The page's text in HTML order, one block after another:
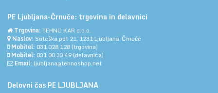
PE Ljubljana-Črnuče: trgovina in delavnici
Trgovina: TEHNO KAR d.o.o.
Naslov: Soteška pot 21, 1231 Ljubljana-Črnuče
Mobitel: 031 028 128 (trgovina)
Mobitel: 031 00 33 49 (delavnica)
Email: ljubljana@tehnoshop.net
Delovni čas PE LJUBLJANA